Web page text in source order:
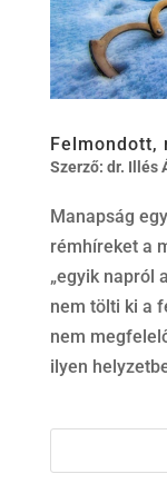
Felmondott,
Szerző: dr. Illés
Manapság
rémhíreket a
„egyik napról
nem tölti ki a
nem
ilyen